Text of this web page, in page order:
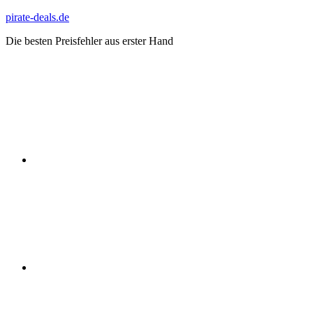
Zum
springen
pirate-deals.de
Die besten Preisfehler aus erster Hand